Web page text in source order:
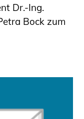
Dr.-Ing.
Bock zum